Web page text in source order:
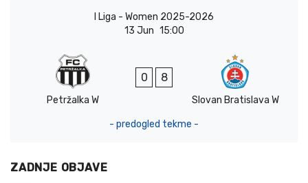
I Liga - Women 2025-2026
13 Jun 15:00
Petržalka W
0 8
Slovan Bratislava W
- predogled tekme -
ZADNJE OBJAVE